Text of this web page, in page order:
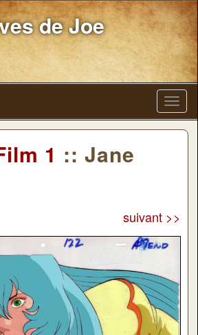
de Joe
1 :: Jane
suivant >>